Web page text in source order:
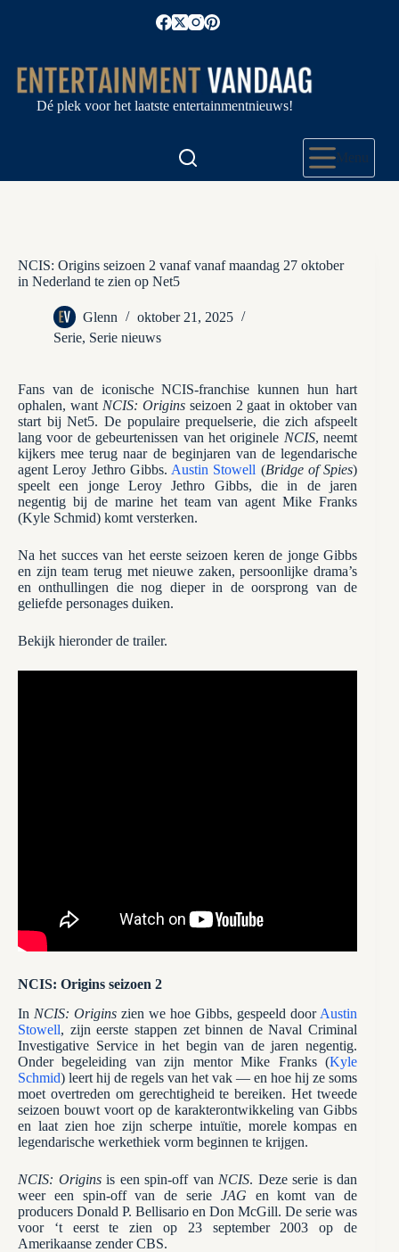
Dé plek voor het laatste entertainmentnieuws!
Menu
NCIS: Origins seizoen 2 vanaf vanaf maandag 27 oktober
in Nederland te zien op Net5
Glenn
oktober 21, 2025
Serie, Serie nieuws
Fans van de iconische NCIS-franchise kunnen hun hart
ophalen, want NCIS: Originsseizoen 2 gaat in oktober van
start bij Net5. De populaire prequelserie, die zich afspeelt
lang voor de gebeurtenissen van het originele NCIS, neemt
kijkers mee terug naar de beginjaren van de legendarische
agent Leroy Jethro Gibbs. Austin Stowell (Bridge of Spies)
speelt een jonge Leroy Jethro Gibbs, die in de jaren
negentig bij de marine het team van agent Mike Franks
(Kyle Schmid) komt versterken.
Na het succes van het eerste seizoen keren de jonge Gibbs
en zijn team terug met nieuwe zaken, persoonlijke drama’s
en onthullingen die nog dieper in de oorsprong van de
geliefde personages duiken.
Bekijk hieronder de trailer.
NCIS: Origins seizoen 2
In NCIS: Origins zien we hoe Gibbs, gespeeld door Austin
Stowell, zijn eerste stappen zet binnen de Naval Criminal
Investigative Service in het begin van de jaren negentig.
Onder begeleiding van zijn mentor Mike Franks (Kyle
Schmid) leert hij de regels van het vak — en hoe hij ze soms
moet overtreden om gerechtigheid te bereiken. Het tweede
seizoen bouwt voort op de karakterontwikkeling van Gibbs
en laat zien hoe zijn scherpe intuïtie, morele kompas en
legendarische werkethiek vorm beginnen te krijgen.
NCIS: Originsis een spin-off van NCIS. Deze serie is dan
weer een spin-off van de serie JAG en komt van de
producers Donald P. Bellisario en Don McGill. De serie was
voor ‘t eerst te zien op 23 september 2003 op de
Amerikaanse zender CBS.